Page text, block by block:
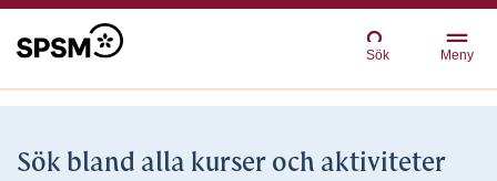
Sök Meny
Sök bland alla kurser och aktiviteter